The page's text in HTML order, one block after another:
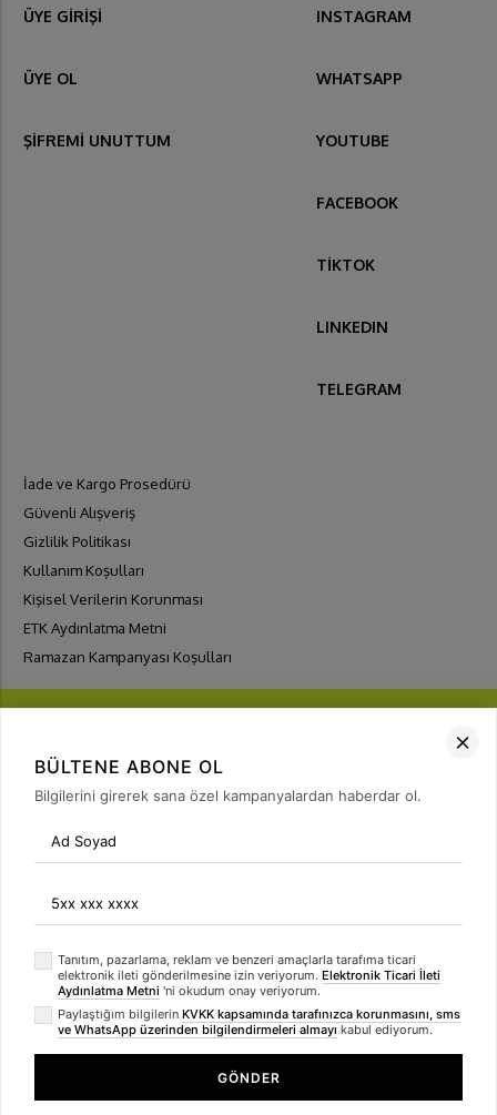
ÜYE GİRİŞİ
ÜYE OL
ŞİFREMİ UNUTTUM
INSTAGRAM
WHATSAPP
YOUTUBE
FACEBOOK
TİKTOK
LINKEDIN
TELEGRAM
İade ve Kargo Prosedürü
Güvenli Alışveriş
Gizlilik Politikası
Kullanım Koşulları
Kişisel Verilerin Korunması
ETK Aydınlatma Metni
Ramazan Kampanyası Koşulları
FIRSATLARI YAKALA
Bülten Üyeliği
arrow_forward
BÜLTENE ABONE OL
Bilgilerini girerek sana özel kampanyalardan haberdar ol.
Tanıtım, pazarlama, reklam ve benzeri amaçlarla tarafıma ticari
elektronik ileti gönderilmesine izin veriyorum. Elektronik Ticari İleti
Aydınlatma Metni 'ni okudum onay veriyorum.
Paylaştığım bilgilerin KVKK kapsamında tarafınızca korunmasını, sms
ve WhatsApp üzerinden bilgilendirmeleri almayı kabul ediyorum.
GÖNDER